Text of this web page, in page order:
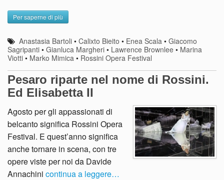
Per saperne di più
Anastasia Bartoli •Calixto Bieito • Enea Scala •Giacomo
Sagripanti • Gianluca Margheri • Lawrence Brownlee • Marina
Viotti • Marko Mimica • Rossini Opera Festival
Pesaro riparte nel nome di Rossini.
Ed Elisabetta II
Agosto per gli appassionati di
belcanto significa Rossini Opera
Festival. E quest’anno significa
anche tornare in scena, con tre
opere viste per noi da Davide
Annachini continua a leggere…